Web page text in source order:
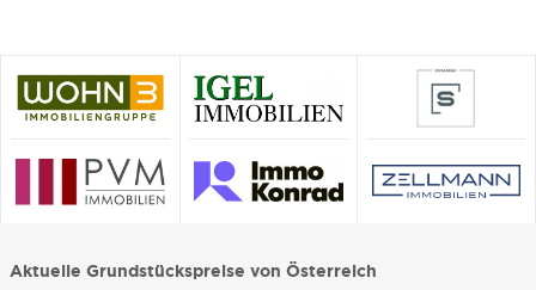
Aktuelle Grundstückspreise von Österreich